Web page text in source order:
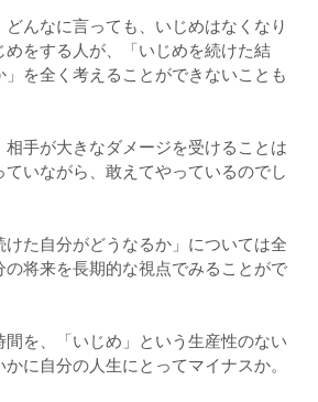
どんなに言っても、いじめはなくなり
めをする人が、「いじめを続けた結
を全く考えることができないことも
相手が大きなダメージを受けることは
いながら、敢えてやっているのでし
けた自分がどうなるか」については全
の将来を長期的な視点でみることがで
を、「いじめ」という生産性のない
に自分の人生にとってマイナスか。